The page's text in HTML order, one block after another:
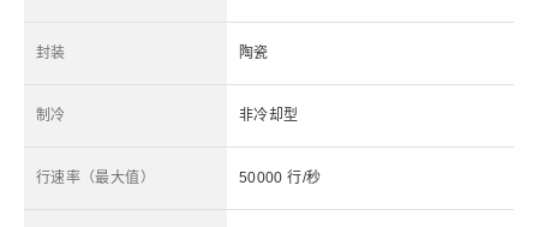
封装 陶瓷
制冷 非冷却型
行速率（最大值） 50000 行/秒